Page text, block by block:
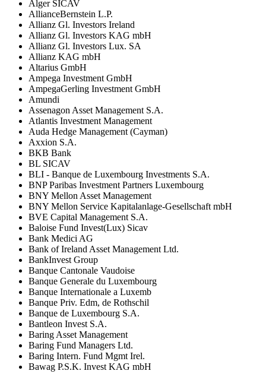
Alger SICAV
AllianceBernstein L.P.
Allianz Gl. Investors Ireland
Allianz Gl. Investors KAG mbH
Allianz Gl. Investors Lux. SA
Allianz KAG mbH
Altarius GmbH
Ampega Investment GmbH
AmpegaGerling Investment GmbH
Amundi
Assenagon Asset Management S.A.
Atlantis Investment Management
Auda Hedge Management (Cayman)
Axxion S.A.
BKB Bank
BL SICAV
BLI - Banque de Luxembourg Investments S.A.
BNP Paribas Investment Partners Luxembourg
BNY Mellon Asset Management
BNY Mellon Service Kapitalanlage-Gesellschaft mbH
BVE Capital Management S.A.
Baloise Fund Invest(Lux) Sicav
Bank Medici AG
Bank of Ireland Asset Management Ltd.
BankInvest Group
Banque Cantonale Vaudoise
Banque Generale du Luxembourg
Banque Internationale a Luxemb
Banque Priv. Edm, de Rothschil
Banque de Luxembourg S.A.
Bantleon Invest S.A.
Baring Asset Management
Baring Fund Managers Ltd.
Baring Intern. Fund Mgmt Irel.
Bawag P.S.K. Invest KAG mbH